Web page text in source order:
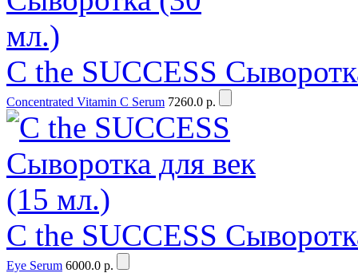
C the SUCCESS
Concentrated Vitamin C Serum 7260.0 р.
C the SUCCESS
Eye Serum 6000.0 р.